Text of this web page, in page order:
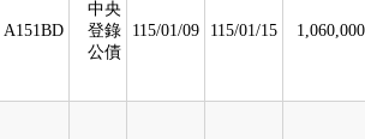
A151BD
中央
登錄
公債
115/01/09 115/01/15 1,060,000